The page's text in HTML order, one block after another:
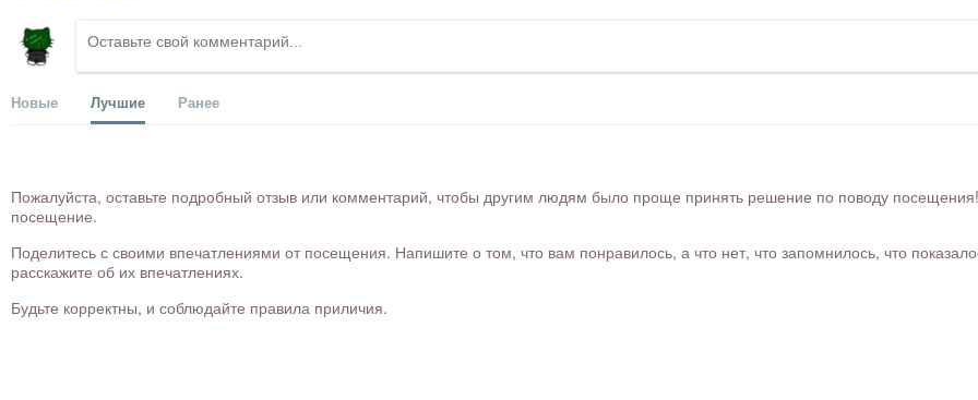
Новые Лучшие Ранее
Пожалуйста, оставьте подробный отзыв или комментарий, чтобы другим людям было проще принять решение по поводу посещения!
посещение.
Поделитесь с своими впечатлениями от посещения. Напишите о том, что вам понравилось, а что нет, что запомнилось, что
расскажите об их впечатлениях.
Будьте корректны, и соблюдайте правила приличия.